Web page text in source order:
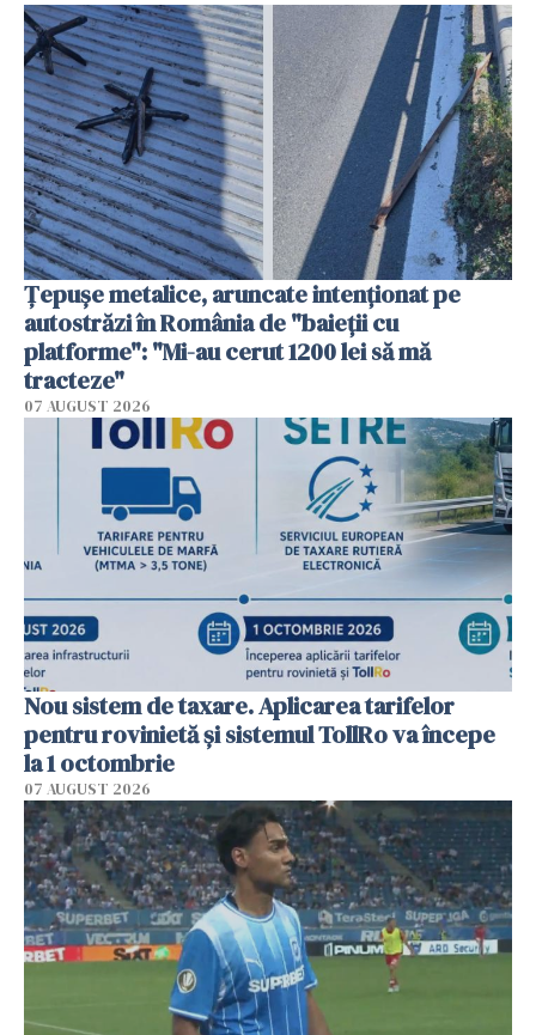
Țepușe metalice, aruncate intenționat pe
autostrăzi în România de "baieții cu
platforme": "Mi-au cerut 1200 lei să mă
tracteze"
07 AUGUST 2026
Nou sistem de taxare. Aplicarea tarifelor
pentru rovinietă şi sistemul TollRo va începe
la 1 octombrie
07 AUGUST 2026